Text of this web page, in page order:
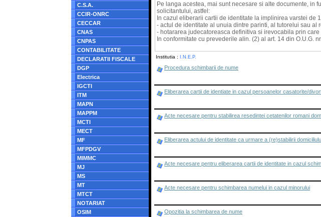
C.S.A.
CCIR-ONRC
CECCAR
CNAS
CNPAS
CONTABILITATE
DECLARATII FISCALE
DGP
Electrica
IGCTI
ITM
MAPN
MAPPM
MCTI
MECT
MF
MFPDGV
MIMMC
MJ
MS
MT
MTCT
NOTARIAT
OSIM
Pe langa acestea, mai sunt necesare si alte documente, in
solicitantului, astfel:
In cazul eliberarii cartii de identitate la implinirea varstei de
- actul de identitate al unuia dintre parinti, al tutorelui sau al
- hotararea judecatoreasca definitiva si irevocabila prin
In conformitate cu prevederile alin. (2) al art. 14 din O.U.G.
Institutia : I.N.E.P.
Procedura schimbarii de nume
Eliberarea cartii de identiate in cazul persoanelor casatorite/
Acte necesare pentru stabilirea resedintei cetatenilor romani
Eliberarea actului de identitate ca urmare a (re)stabilirii
Acte necesare pentru eliberarea cartii de identitate in cazul
Acte necesare pentru schimbarea numelui in cazul minorului
Opozitia la schimbarea de nume